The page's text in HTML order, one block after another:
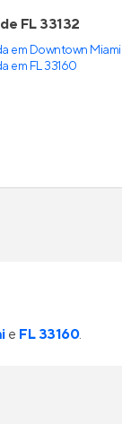
FL 33132
em Downtown Miami
em FL 33160
e FL 33160.